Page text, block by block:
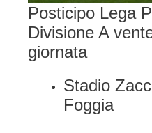
Posticipo Lega
Divisione A
giornata
Stadio
Foggia